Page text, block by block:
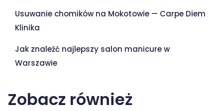
Usuwanie chomików na Mokotowie — Carpe Diem
Klinika
Jak znaleźć najlepszy salon manicure w
Warszawie
Zobacz również